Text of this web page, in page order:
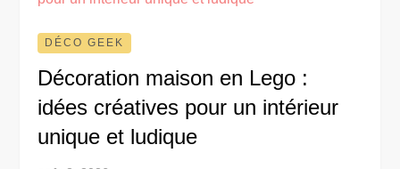
DÉCO GEEK
Décoration maison en Lego :
idées créatives pour un intérieur
unique et ludique